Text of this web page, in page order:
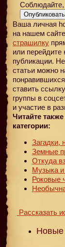
Соблюдайте,
Опубликовать
Ваша личная
на нашем
страшилку
или перейдите
публикации.
статьи можно
ставить
группы в
и участие в
Читайте
категории:
Загадки,
Земные
Откуда
Музыка и
Роковые
Рассказать
Новые